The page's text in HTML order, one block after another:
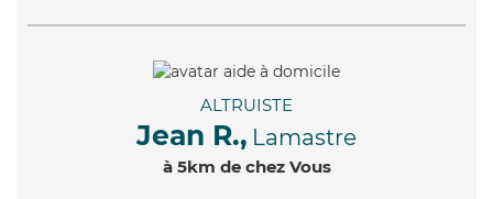
ALTRUISTE
Jean R., Lamastre
à 5km de chez Vous